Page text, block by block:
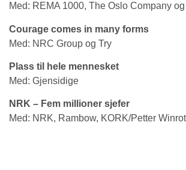
Med: REMA 1000, The Oslo Company
Courage comes in many forms
Med: NRC Group og Try
Plass til hele mennesket
Med: Gjensidige
NRK – Fem millioner sjefer
Med: NRK, Rambow, KORK/Petter